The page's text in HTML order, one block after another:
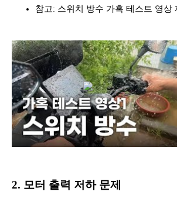
참고 : 스위치 방수 가혹 테스트 영상
2. 모터 출력 저하 문제